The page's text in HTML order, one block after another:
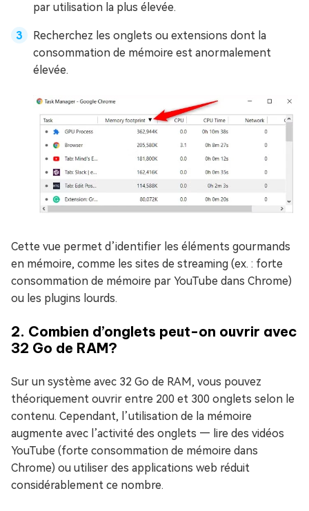
par utilisation la plus élevée.
Recherchez les onglets ou extensions dont la
consommation de mémoire est anormalement
élevée.
Cette vue permet d’identifier les éléments gourmands
en mémoire, comme les sites de streaming (ex. : forte
consommation de mémoire par YouTube dans Chrome)
ou les plugins lourds.
2. Combien d’onglets peut-on ouvrir avec
32 Go de RAM?
Sur un système avec 32 Go de RAM, vous pouvez
théoriquement ouvrir entre 200 et 300 onglets selon le
contenu. Cependant, l’utilisation de la mémoire
augmente avec l’activité des onglets — lire des vidéos
YouTube (forte consommation de mémoire dans
Chrome) ou utiliser des applications web réduit
considérablement ce nombre.